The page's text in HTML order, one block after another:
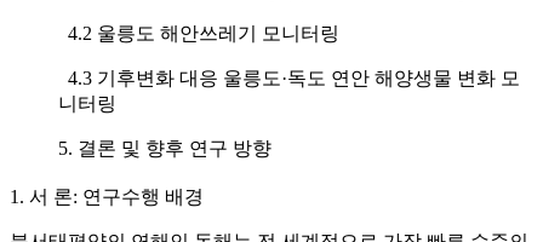
4.2 울릉도 해안쓰레기 모니터링
4.3 기후변화 대응 울릉도·독도 연안 해양생물 변화 모
니터링
5. 결론 및 향후 연구 방향
1. 서 론: 연구수행 배경